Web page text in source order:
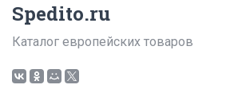
Spedito.ru
Каталог европейских товаров